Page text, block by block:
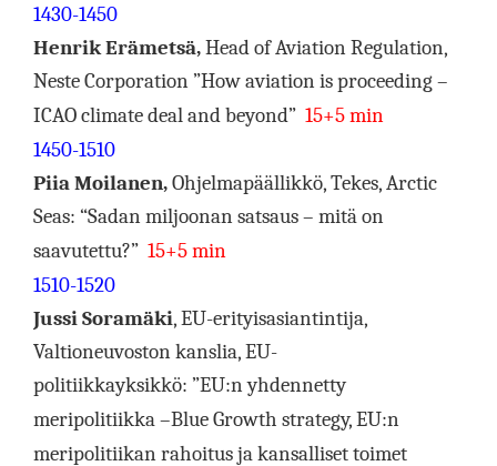
1430-1450
Henrik Erämetsä,Head of Aviation Regulation,
Neste Corporation ”How aviation is proceeding –
ICAO climate deal and beyond” 15+5 min
1450-1510
Piia Moilanen,Ohjelmapäällikkö, Tekes, Arctic
Seas: “Sadan miljoonan satsaus – mitä on
saavutettu?” 15+5 min
1510-1520
Jussi Soramäki, EU-erityisasiantintija,
Valtioneuvoston kanslia, EU-
politiikkayksikkö: ”EU:n yhdennetty
meripolitiikka –Blue Growth strategy, EU:n
meripolitiikan rahoitus ja kansalliset toimet